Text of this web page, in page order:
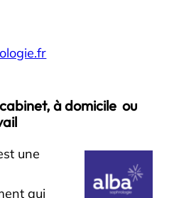
à domicile ou
une
qui